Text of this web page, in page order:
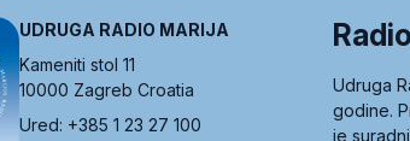
UDRUGA RADIO MARIJA
Kameniti stol 11
10000 Zagreb Croatia
Ured: +385 1 23 27 100
Udruga
godine.
je